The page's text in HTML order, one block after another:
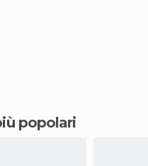
popolari